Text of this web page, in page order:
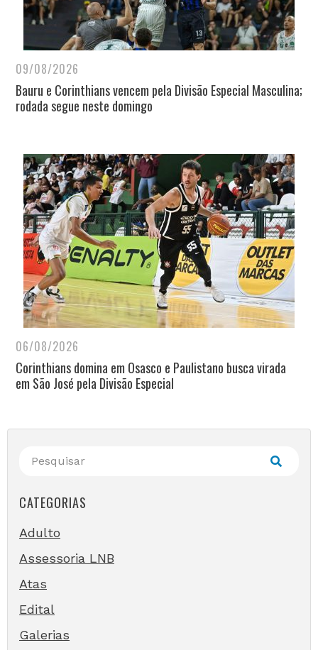
09/08/2026
Bauru e Corinthians vencem pela Divisão Especial Masculina;
rodada segue neste domingo
06/08/2026
Corinthians domina em Osasco e Paulistano busca virada
em São José pela Divisão Especial
CATEGORIAS
Adulto
Assessoria LNB
Atas
Edital
Galerias